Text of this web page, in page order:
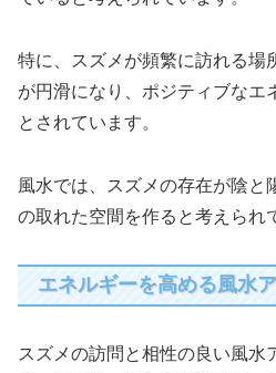
特に、スズメが頻繁に訪れる場
が円滑になり、ポジティブなエ
とされています。
風水では、スズメの存在が陰と
の取れた空間を作ると考えられ
エネルギーを高める風水
スズメの訪問と相性の良い風水